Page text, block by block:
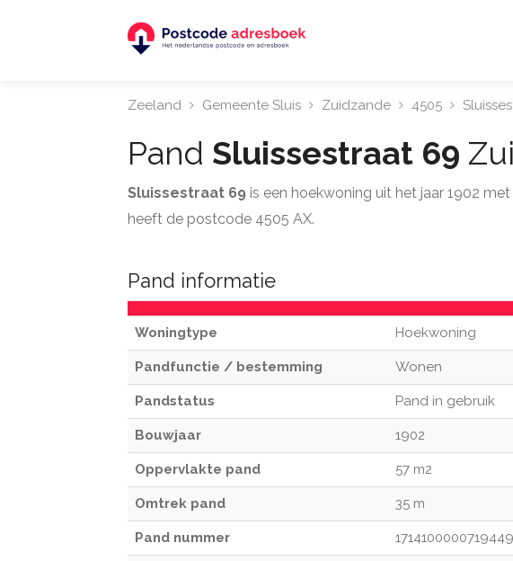
Zeeland Gemeente Sluis Zuidzande 4505
Pand Sluissestraat 69
Sluissestraat 69 is een hoekwoning uit het jaar 1902
heeft de postcode 4505 AX.
Pand informatie
Woningtype Hoekwoning
Pandfunctie / bestemming Wonen
Pandstatus Pand in gebruik
Bouwjaar 1902
Oppervlakte pand 57 m2
Omtrek pand 35 m
Pand nummer 1714100000719449